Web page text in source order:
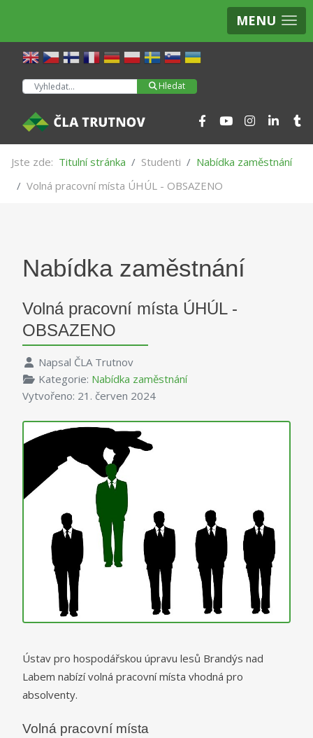
MENU
Hledat Hledat
Jste zde: Titulní stránka Studenti
Nabídka zaměstnání
Volná pracovní místa ÚHÚL - OBSAZENO
Nabídka zaměstnání
Volná pracovní místa ÚHÚL -
OBSAZENO
Napsal ČLA Trutnov
Kategorie: Nabídka zaměstnání
Vytvořeno: 21. červen 2024
Ústav pro hospodářskou úpravu lesů Brandýs nad
Labem nabízí volná pracovní místa vhodná pro
absolventy.
Volná pracovní místa